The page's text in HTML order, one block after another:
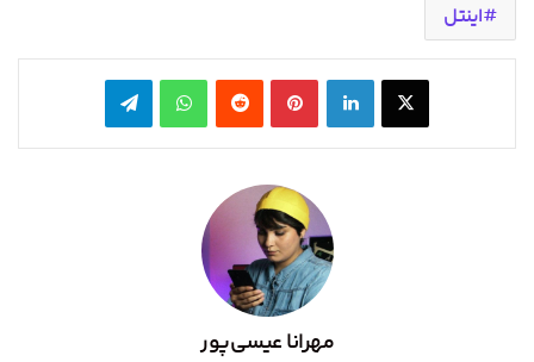
اینتل
X لینکدین ‫پین‌ترست‫رددیت واتس آپ تلگرام
مهرانا عیسی‌پور